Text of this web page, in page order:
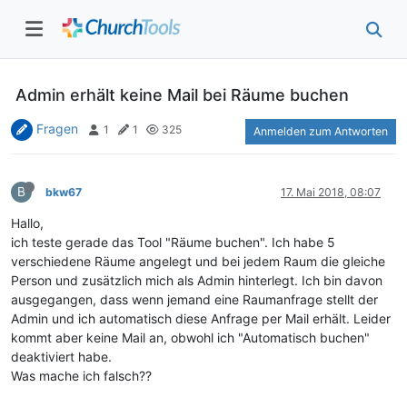
Admin erhält keine Mail bei Räume buchen
Fragen 1 1 325 Anmelden zum Antworten
B bkw67 17. Mai 2018, 08:07
Hallo,
ich teste gerade das Tool "Räume buchen". Ich habe 5
verschiedene Räume angelegt und bei jedem Raum die gleiche
Person und zusätzlich mich als Admin hinterlegt. Ich bin davon
ausgegangen, dass wenn jemand eine Raumanfrage stellt der
Admin und ich automatisch diese Anfrage per Mail erhält. Leider
kommt aber keine Mail an, obwohl ich "Automatisch buchen"
deaktiviert habe.
Was mache ich falsch??